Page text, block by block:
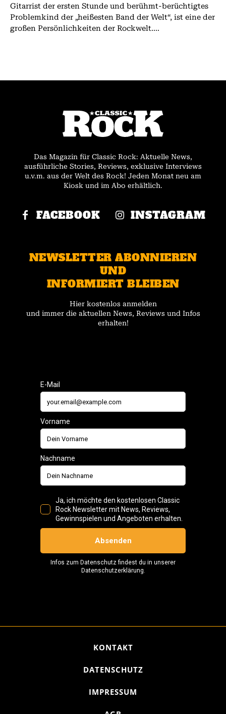
Gitarrist der ersten Stunde und berühmt-berüchtigtes
Problemkind der „heißesten Band der Welt“, ist eine der
großen Persönlichkeiten der Rockwelt....
Das Magazin für Classic Rock: Aktuelle News,
ausführliche Stories, Reviews, exklusive Interviews
u.v.m. aus der Welt des Rock! Jeden Monat neu am
Kiosk und im Abo erhältlich.
FACEBOOK INSTAGRAM
NEWSLETTER ABONNIEREN
UND
INFORMIERT BLEIBEN
Hier kostenlos anmelden
und immer die aktuellen News, Reviews und Infos
erhalten!
KONTAKT
DATENSCHUTZ
IMPRESSUM